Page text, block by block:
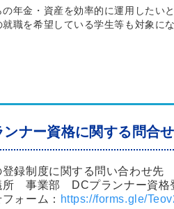
の年金・資産を効率的に運用したい
職を希望している学生等も対象にな
ンナー資格に関する問合
登録制度に関する問い合わせ先
所 事業部 DCプランナー資
ォーム： https://forms.gle/